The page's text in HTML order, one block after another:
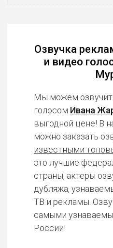
Озвучка
и видео
Мы можем
голосом Ивана
выгодной цене! В
можно заказать
известными
это лучшие
страны, актеры
дубляжа,
ТВ и рекламы.
самыми
России!